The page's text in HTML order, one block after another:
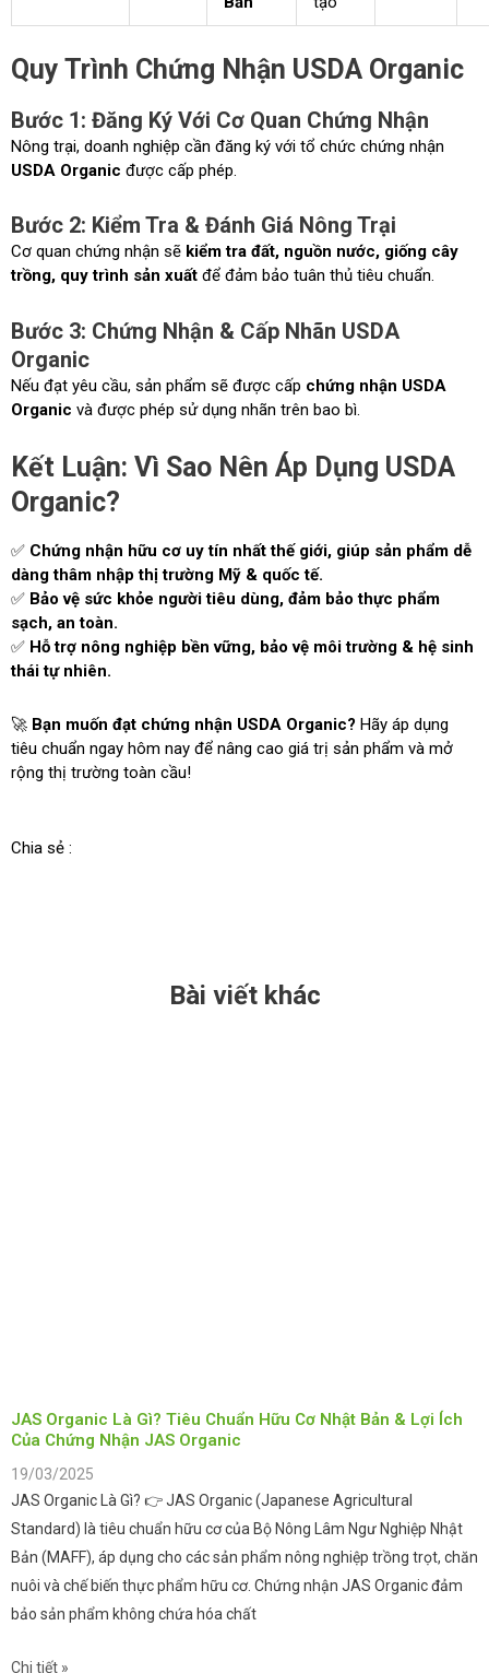
Quy Trình Chứng Nhận USDA Organic
Bước 1: Đăng Ký Với Cơ Quan Chứng Nhận
Nông trại, doanh nghiệp cần đăng ký với tổ chức chứng nhận
USDA Organic được cấp phép.
Bước 2: Kiểm Tra & Đánh Giá Nông Trại
Cơ quan chứng nhận sẽ kiểm tra đất, nguồn nước, giống cây
trồng, quy trình sản xuất để đảm bảo tuân thủ tiêu chuẩn.
Bước 3: Chứng Nhận & Cấp Nhãn USDA
Organic
Nếu đạt yêu cầu, sản phẩm sẽ được cấp chứng nhận USDA
Organic và được phép sử dụng nhãn trên bao bì.
Kết Luận: Vì Sao Nên Áp Dụng USDA
Organic?
✅ Chứng nhận hữu cơ uy tín nhất thế giới, giúp sản phẩm dễ
dàng thâm nhập thị trường Mỹ & quốc tế.
✅ Bảo vệ sức khỏe người tiêu dùng, đảm bảo thực phẩm
sạch, an toàn.
✅ Hỗ trợ nông nghiệp bền vững, bảo vệ môi trường & hệ sinh
thái tự nhiên.
🚀 Bạn muốn đạt chứng nhận USDA Organic? Hãy áp dụng
tiêu chuẩn ngay hôm nay để nâng cao giá trị sản phẩm và mở
rộng thị trường toàn cầu!
Chia sẻ :
Bài viết khác
JAS Organic Là Gì? Tiêu Chuẩn Hữu Cơ Nhật Bản & Lợi Ích
Của Chứng Nhận JAS Organic
19/03/2025
JAS Organic Là Gì? 👉 JAS Organic (Japanese Agricultural
Standard) là tiêu chuẩn hữu cơ của Bộ Nông Lâm Ngư Nghiệp Nhật
Bản (MAFF), áp dụng cho các sản phẩm nông nghiệp trồng trọt, chăn
nuôi và chế biến thực phẩm hữu cơ. Chứng nhận JAS Organic đảm
bảo sản phẩm không chứa hóa chất
Chi tiết »